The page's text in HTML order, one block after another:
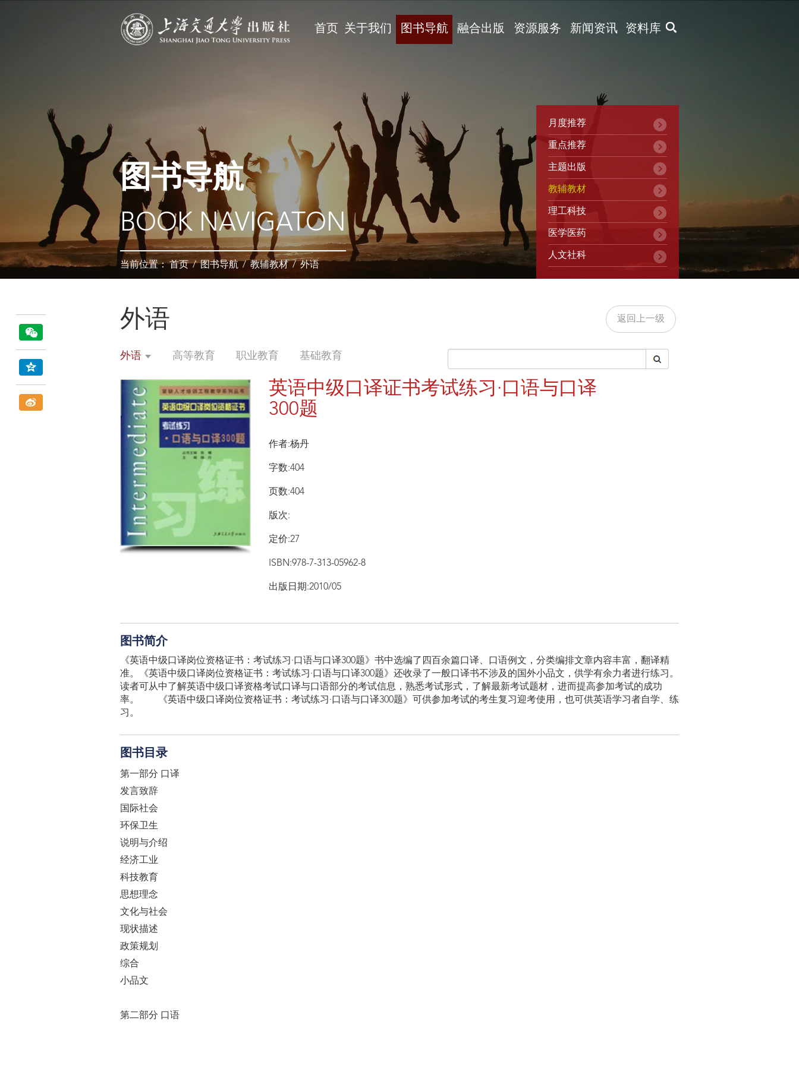
X
首页 关于我们 图书导航 融合出版 资源服务 新闻资讯 资料库
图书导航
BOOK NAVIGATON
当前位置：首页/图书导航 / 教辅教材 / 外语
月度推荐
重点推荐
主题出版
教辅教材
理工科技
医学医药
人文社科
外语 返回上一级
外语 高等教育 职业教育 基础教育
英语中级口译证书考试练习·口语与口译
300题
作者:杨丹
字数:404
页数:404
版次:
定价:27
ISBN:978-7-313-05962-8
出版日期:2010/05
图书简介
《英语中级口译岗位资格证书：考试练习·口语与口译300题》书中选编了四百余篇口译、口语例文，分类编排文章内容丰富，翻译精
准。《英语中级口译岗位资格证书：考试练习·口语与口译300题》还收录了一般口译书不涉及的国外小品文，供学有余力者进行练习。
读者可从中了解英语中级口译资格考试口译与口语部分的考试信息，熟悉考试形式，了解最新考试题材，进而提高参加考试的成功
率。 《英语中级口译岗位资格证书：考试练习·口语与口译300题》可供参加考试的考生复习迎考使用，也可供英语学习者自学、练
习。
图书目录
第一部分 口译
发言致辞
国际社会
环保卫生
说明与介绍
经济工业
科技教育
思想理念
文化与社会
现状描述
政策规划
综合
小品文
第二部分 口语